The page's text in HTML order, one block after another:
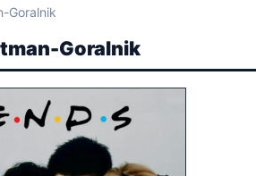
Goralnik
Goralnik